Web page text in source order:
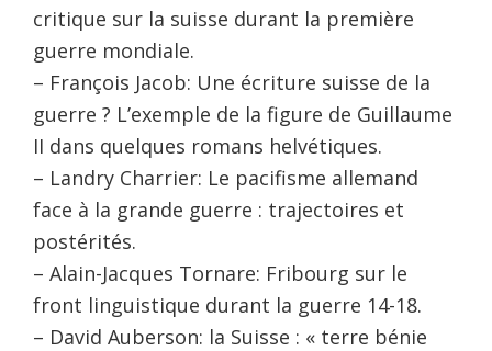
critique sur la suisse durant la première
guerre mondiale.
– François Jacob: Une écriture suisse de la
guerre ? L’exemple de la figure de Guillaume
II dans quelques romans helvétiques.
– Landry Charrier: Le pacifisme allemand
face à la grande guerre : trajectoires et
postérités.
– Alain-Jacques Tornare: Fribourg sur le
front linguistique durant la guerre 14-18.
– David Auberson: la Suisse : « terre bénie